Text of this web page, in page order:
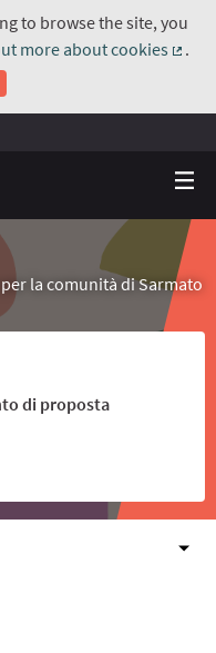
to browse the site, you
more about cookies
.
la comunità di Sarmato
di proposta